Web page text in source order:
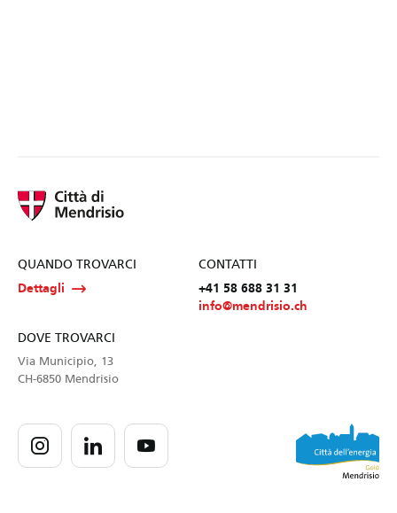
QUANDO TROVARCI
Dettagli
CONTATTI
+41 58 688 31 31
info@mendrisio.ch
DOVE TROVARCI
Via Municipio, 13
CH-6850 Mendrisio